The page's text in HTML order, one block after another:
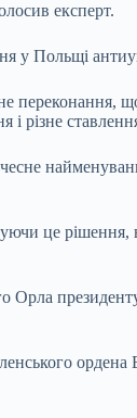
експерт.
у Польщі
різне
це рішення,
Орла